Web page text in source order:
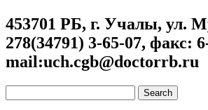
453701 РБ, г. Учалы, ул.
278(34791) 3-65-07, факс:
mail:uch.cgb@doctorrb.ru